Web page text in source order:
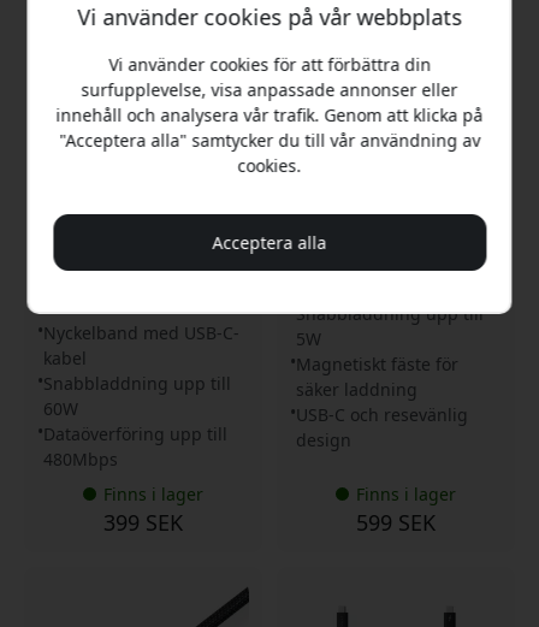
lanyardkabel med 60 W
laddning och
Nyckelband med USB-C-
kabel
Snabbladdning upp till
60W
Dataöverföring upp till
480Mbps
Finns i lager
399 SEK
snabbladdningskabel för
Apple Watch med snabb
Snabbladdning upp till
5W
Magnetiskt fäste för
säker laddning
USB-C och resevänlig
design
Finns i lager
599 SEK
Vi använder cookies på vår webbplats
Vi använder cookies för att förbättra din
surfupplevelse, visa anpassade annonser eller
innehåll och analysera vår trafik. Genom att klicka på
"Acceptera alla" samtycker du till vår användning av
cookies.
Acceptera alla